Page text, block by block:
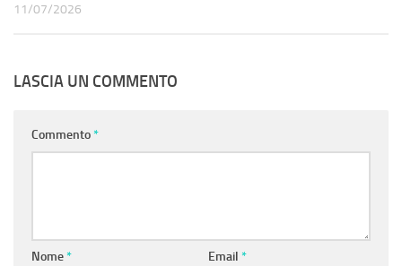
11/07/2026
LASCIA UN COMMENTO
Commento*
Nome* Email *